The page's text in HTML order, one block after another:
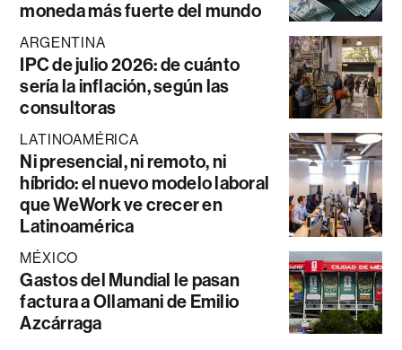
moneda más fuerte del mundo
ARGENTINA
IPC de julio 2026: de cuánto
sería la inflación, según las
consultoras
LATINOAMÉRICA
Ni presencial, ni remoto, ni
híbrido: el nuevo modelo laboral
que WeWork ve crecer en
Latinoamérica
MÉXICO
Gastos del Mundial le pasan
factura a Ollamani de Emilio
Azcárraga